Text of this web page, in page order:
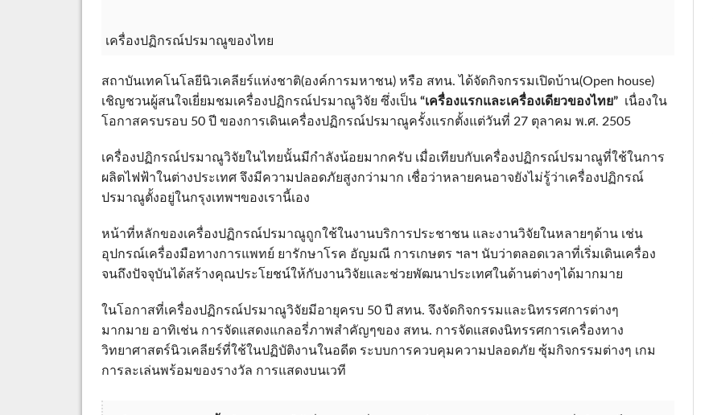
เครื่องปฏิกรณ์ปรมาณูของไทย
สถาบันเทคโนโลยีนิวเคลียร์แห่งชาติ(องค์การมหาชน) หรือ สทน. ได้จัดกิจกรรมเปิดบ้าน(Open house)
เชิญชวนผู้สนใจเยี่ยมชมเครื่องปฏิกรณ์ปรมาณูวิจัย ซึ่งเป็น“เครื่องแรกและเครื่องเดียวของไทย” เนื่องใน
โอกาสครบรอบ 50 ปี ของการเดินเครื่องปฏิกรณ์ปรมาณูครั้งแรกตั้งแต่วันที่ 27 ตุลาคม พ.ศ. 2505
เครื่องปฏิกรณ์ปรมาณูวิจัยในไทยนั้นมีกำลังน้อยมากครับ เมื่อเทียบกับเครื่องปฏิกรณ์ปรมาณูที่ใช้ในการ
ผลิตไฟฟ้าในต่างประเทศ จึงมีความปลอดภัยสูงกว่ามาก เชื่อว่าหลายคนอาจยังไม่รู้ว่าเครื่องปฏิกรณ์
ปรมาณูตั้งอยู่ในกรุงเทพฯของเรานี้เอง
หน้าที่หลักของเครื่องปฏิกรณ์ปรมาณูถูกใช้ในงานบริการประชาชน และงานวิจัยในหลายๆด้าน เช่น
อุปกรณ์เครื่องมือทางการแพทย์ ยารักษาโรค อัญมณี การเกษตร ฯลฯ นับว่าตลอดเวลาที่เริ่มเดินเครื่อง
จนถึงปัจจุบันได้สร้างคุณประโยชน์ให้กับงานวิจัยและช่วยพัฒนาประเทศในด้านต่างๆได้มากมาย
ในโอกาสที่เครื่องปฏิกรณ์ปรมาณูวิจัยมีอายุครบ 50 ปี สทน. จึงจัดกิจกรรมและนิทรรศการต่างๆ
มากมาย อาทิเช่น การจัดแสดงแกลอรี่ภาพสำคัญๆของ สทน. การจัดแสดงนิทรรศการเครื่องทาง
วิทยาศาสตร์นิวเคลียร์ที่ใช้ในปฏิบัติงานในอดีต ระบบการควบคุมความปลอดภัย ซุ้มกิจกรรมต่างๆ เกม
การละเล่นพร้อมของรางวัล การแสดงบนเวที